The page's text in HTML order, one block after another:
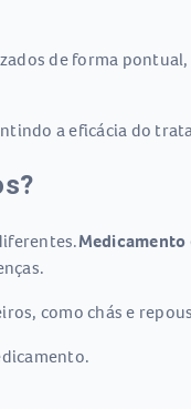
de forma
a eficácia do
Medicamento
como chás e